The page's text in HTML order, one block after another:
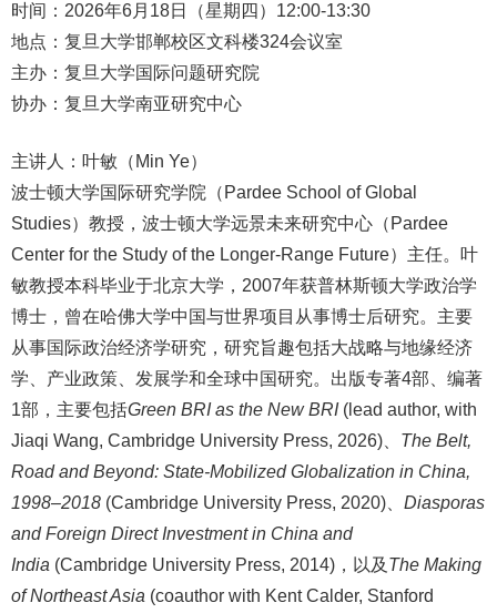
时间： 2026年6月 18日（星期四） 12:00-13:30
地点：复旦大学邯郸校区文科楼324会议室
主办：复旦大学国际问题研究院
协办：复旦大学南亚研究中心
主讲人：叶敏（ Min Ye）
波士顿大学国际研究学院（ Pardee School of Global
Studies）教授，波士顿大学远景未来研究中心（ Pardee
Center for the Study of the Longer-Range Future）主任。叶
敏教授本科毕业于北京大学， 2007年获普林斯顿大学政治学
博士，曾在哈佛大学中国与世界项目从事博士后研究。主要
从事国际政治经济学研究，研究旨趣包括大战略与地缘经济
学、产业政策、发展学和全球中国研究。出版专著4部、编著
1部，主要包括Green BRI as the New BRI(lead author, with
Jiaqi Wang, Cambridge University Press, 2026)
The Belt,
Road and Beyond: State-Mobilized Globalization in China,
1998–2018 (Cambridge University Press, 2020)
Diasporas
and Foreign Direct Investment in China and
India (Cambridge University Press, 2014) ，以及 The Making
of Northeast Asia (coauthor with Kent Calder, Stanford